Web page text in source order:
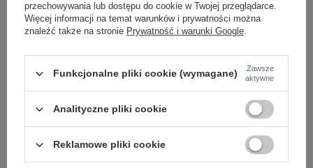
ZALOGUJ SIĘ I ZOBACZ CENĘ
Masz pytanie? Chętnie pomożemy.
Zadzwoń+48 601 547 740 Zadaj pytanie
EX MODA
przechowywania lub dostępu do cookie w Twojej przeglądarce.
Więcej informacji na temat warunków i prywatności można
znaleźć także na stronie Prywatność i warunki Google.
Funkcjonalne pliki cookie (wymagane)
Zawsze
aktywne
Analityczne pliki cookie
Reklamowe pliki cookie